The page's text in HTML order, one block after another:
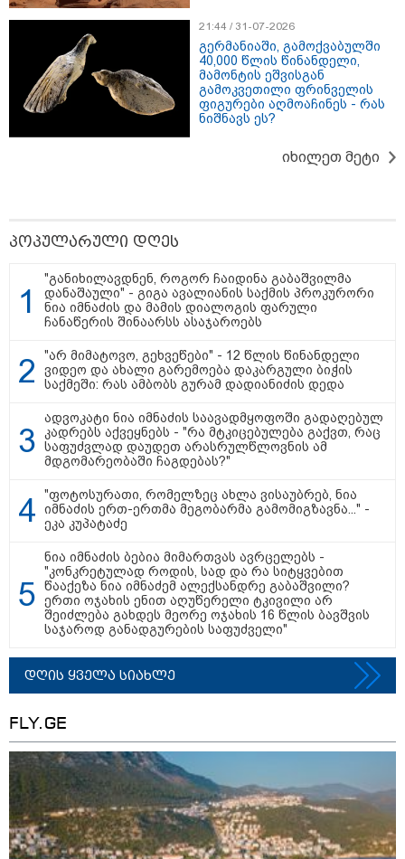
მსოფლიო ჩემპიონატზე™
15:49 / 06-08-2026
შეიძინე ალდაგის სამოგზაურო დაზღვევა და
საზოგადოება
21:44 / 31-07-2026
გერმანიაში, გამოქვაბულში
40,000 წლის წინანდელი,
მამონტის ეშვისგან
გამოკვეთილი ფრინველის
ფიგურები აღმოაჩინეს - რას
ნიშნავს ეს?
იხილეთ მეტი
პოპულარული დღეს
"განიხილავდნენ, როგორ ჩაიდინა გაბაშვილმა
დანაშაული" - გიგა ავალიანის საქმის პროკურორი
ნია იმნაძის და მამის დიალოგის ფარული
ჩანაწერის შინაარსს ასაჯაროებს
"არ მიმატოვო, გეხვეწები" - 12 წლის წინანდელი
ვიდეო და ახალი გარემოება დაკარგული ბიჭის
საქმეში: რას ამბობს გურამ დადიანიძის დედა
ადვოკატი ნია იმნაძის საავადმყოფოში გადაღებულ
კადრებს აქვეყნებს - "რა მტკიცებულება გაქვთ, რაც
საფუძვლად დაუდეთ არასრულწლოვნის ამ
მდგომარეობაში ჩაგდებას?"
"ფოტოსურათი, რომელზეც ახლა ვისაუბრებ, ნია
იმნაძის ერთ-ერთმა მეგობარმა გამომიგზავნა..." -
ეკა კუპატაძე
ნია იმნაძის ბებია მიმართვას ავრცელებს -
"კონკრეტულად როდის, სად და რა სიტყვებით
წააქეზა ნია იმნაძემ ალექსანდრე გაბაშვილი?
ერთი ოჯახის ენით აღუწერელი ტკივილი არ
შეიძლება გახდეს მეორე ოჯახის 16 წლის ბავშვის
საჯაროდ განადგურების საფუძველი"
დღის ყველა სიახლე
FLY.GE